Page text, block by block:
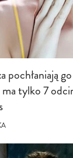
tylko 7